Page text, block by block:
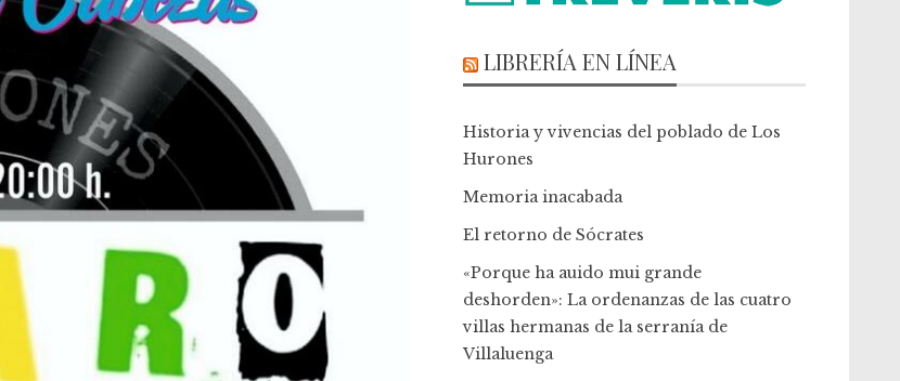
LIBRERÍA EN LÍNEA
Historia y vivencias del poblado de Los
Hurones
Memoria inacabada
El retorno de Sócrates
«Porque ha auido mui grande
deshorden»: La ordenanzas de las cuatro
villas hermanas de la serranía de
Villaluenga